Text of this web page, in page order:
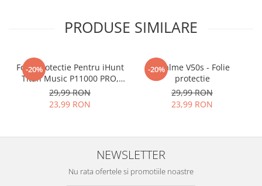
esteNano Glass flexibil.
AcestagaranteazacaNU SE
SPARGE in mii de cioburi
ascutite si periculoase.
zgarieturi si spargere, ci si
INTARESTE ecranul!
Folia avand rezistenta 9H la
PRODUSE SIMILARE
-20%
Folie Protectie Pentru iHunt
Titan Music P11000 PRO,
VDOO
29,99 RON
23,99 RON
-20%
Realme V50s - Folie
protectie
29,99 RON
23,99 RON
NEWSLETTER
Nu rata ofertele si promotiile noastre